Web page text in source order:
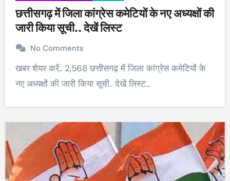
छत्तीसगढ़ में जिला कांग्रेस कमेटियों के नए अध्यक्षों की
जारी किया सूची.. देखें लिस्ट
No Comments
खबर शेयर करें.. 2,568 छत्तीसगढ़ में जिला कांग्रेस कमेटियों के
नए अध्यक्षों की जारी किया सूची.. देखें लिस्ट…